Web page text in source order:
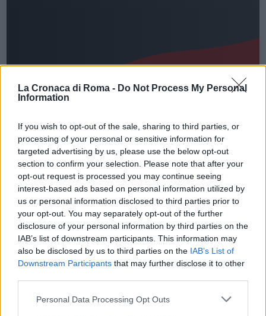
La Cronaca di Roma - Do Not Process My Personal
Information
If you wish to opt-out of the sale, sharing to third parties, or
processing of your personal or sensitive information for
targeted advertising by us, please use the below opt-out
section to confirm your selection. Please note that after your
opt-out request is processed you may continue seeing
interest-based ads based on personal information utilized by
us or personal information disclosed to third parties prior to
your opt-out. You may separately opt-out of the further
disclosure of your personal information by third parties on the
IAB’s list of downstream participants. This information may
also be disclosed by us to third parties on the IAB’s List of
Downstream Participants that may further disclose it to other
Please note that this website/app uses one or more Google
Personal Data Processing Opt Outs
POLITICA
SENTENZA MAFIA CAPITALE. PER
LA CASSAZIONE NON E’
ASSOCIAZIONE MAFIOSA
22 Ottobre 2019 - 20:07 Giulio Piras
SENTENZA MAFIA CAPITALE – E’ arrivata nel
tardo pomeriggio di oggi la sentenza della
Cassazione per il processo che vedeva imputate
32 persone. SENTENZA MAFIA CAPITALE E’
Leggi l’articolo →